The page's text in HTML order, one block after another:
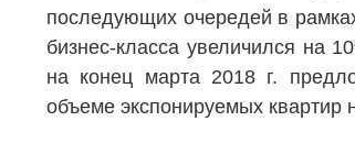
последующих очередей в
бизнес-класса увеличился на
на конец марта 2018 г.
объеме экспонируемых